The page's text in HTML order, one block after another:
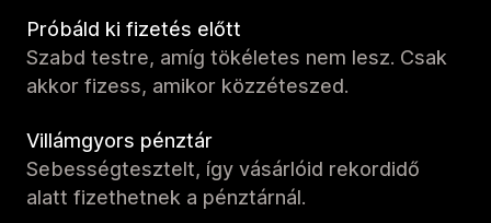
Próbáld ki fizetés előtt
Szabd testre, amíg tökéletes nem lesz. Csak
akkor fizess, amikor közzéteszed.
Villámgyors pénztár
Sebességtesztelt, így vásárlóid rekordidő
alatt fizethetnek a pénztárnál.